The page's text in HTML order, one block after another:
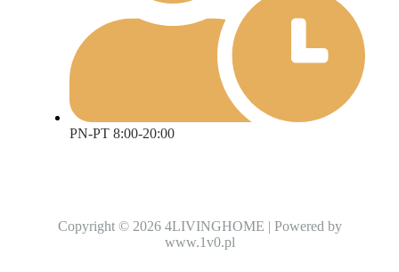
PN-PT 8:00-20:00
Copyright © 2026 4LIVINGHOME | Powered by
www.1v0.pl